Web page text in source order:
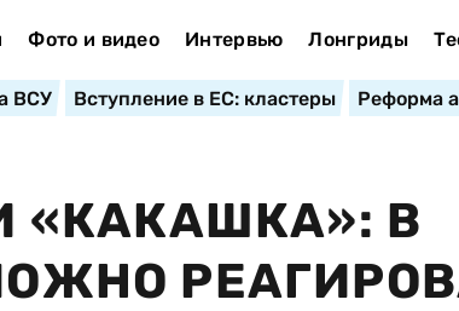
Фото и видео Интервью Лонгриды
ВСУ Вступление в ЕС: кластеры Реформа
«КАКАШКА»: В